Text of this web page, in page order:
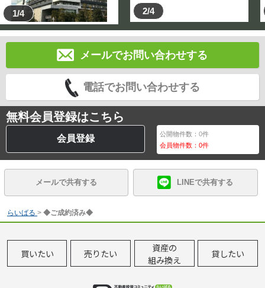
1/4 2/4
メールでお問い合わせする
電話でお問い合わせする
無料会員登録はこちら
会員登録 公開物件数：0件
会員物件数：0件
メールで共有する LINEで共有する
らいばる > ◆ご成約済み◆
買いたい 売りたい
資産の
組み換え
貸したい